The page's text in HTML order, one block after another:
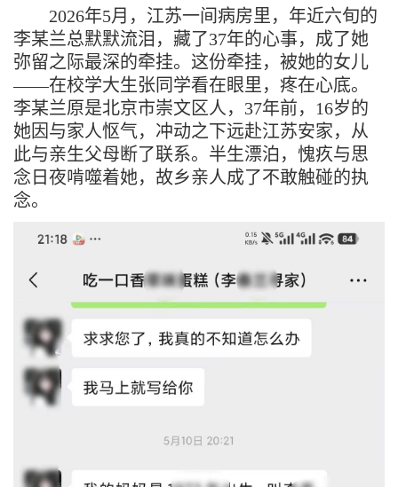
2026年5月，江苏一间病房里，年近六旬的
李某兰总默默流泪，藏了37年的心事，成了她
弥留之际最深的牵挂。这份牵挂，被她的女儿
——在校学大生张同学看在眼里，疼在心底。
李某兰原是北京市崇文区人， 37年前， 16岁的
她因与家人怄气，冲动之下远赴江苏安家，从
此与亲生父母断了联系。半生漂泊，愧疚与思
念日夜啃噬着她，故乡亲人成了不敢触碰的执
念。